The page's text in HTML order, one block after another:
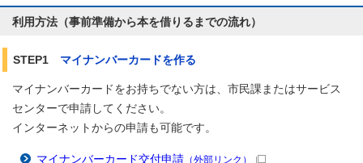
利用方法（事前準備から本を借りるまでの流れ）
STEP1 マイナンバーカードを作る
マイナンバーカードをお持ちでない方は、市民課またはサービス
センターで申請してください。
インターネットからの申請も可能です。
マイナンバーカード交付申請 （外部リンク）